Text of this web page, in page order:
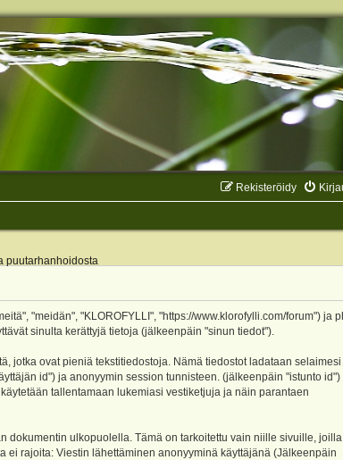
Rekisteröidy
puutarhanhoidosta
"meidän", "KLOROFYLLI", "https://www.klorofylli.com/forum") ja
sinulta kerättyjä tietoja (jälkeenpäin "sinun tiedot").
jotka ovat pieniä tekstitiedostoja. Nämä tiedostot ladataan selaimesi
id") ja anonyymin session tunnisteen. (jälkeenpäin "istunto id")
tallentamaan lukemiasi vestiketjuja ja näin parantaen
dokumentin ulkopuolella. Tämä on tarkoitettu vain niille sivuille,
ei rajoita: Viestin lähettäminen anonyyminä käyttäjänä (Jälkeenpäin